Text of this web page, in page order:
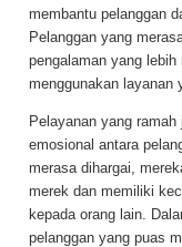
membantu pelanggan
Pelanggan yang
pengalaman yang
menggunakan layanan
Pelayanan yang ramah
emosional antara
merasa dihargai,
merek dan memiliki
kepada orang lain.
pelanggan yang puas